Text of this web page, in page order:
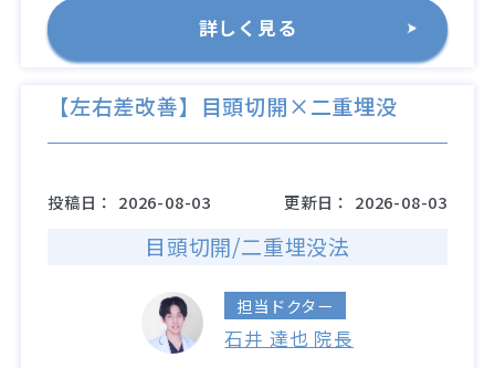
詳しく見る
【左右差改善】目頭切開×二重埋没
投稿日： 2026-08-03 更新日： 2026-08-03
目頭切開/二重埋没法
担当ドクター
石井 達也 院長